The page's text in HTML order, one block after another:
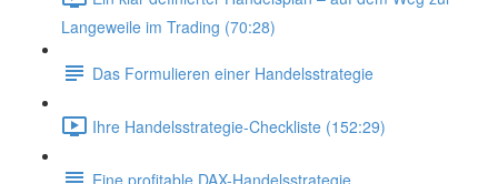
Langeweile im Trading (70:28)
Das Formulieren einer Handelsstrategie
Ihre Handelsstrategie-Checkliste (152:29)
Eine profitable DAX-Handelsstrategie